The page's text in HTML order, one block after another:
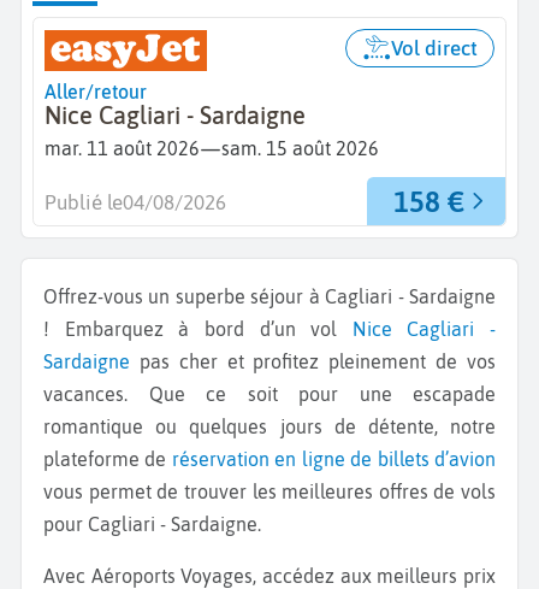
Aller/retour
Nice Cagliari - Sardaigne
mar. 11 août 2026—sam. 15 août 2026
Vol direct
158 €
Publié le04/08/2026
Offrez-vous un superbe séjour à Cagliari - Sardaigne
! Embarquez à bord d’un vol Nice
Cagliari -
Sardaigne pas cher et profitez pleinement de vos
vacances. Que ce soit pour une escapade
romantique ou quelques jours de détente, notre
plateforme de réservation en ligne de billets d’avion
vous permet de trouver les meilleures offres de vols
pour Cagliari - Sardaigne.
Avec Aéroports Voyages, accédez aux meilleurs prix